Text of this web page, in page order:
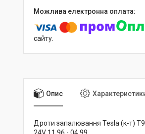
сайту.
Опис
Дроти запалювання Tesla (к-т)